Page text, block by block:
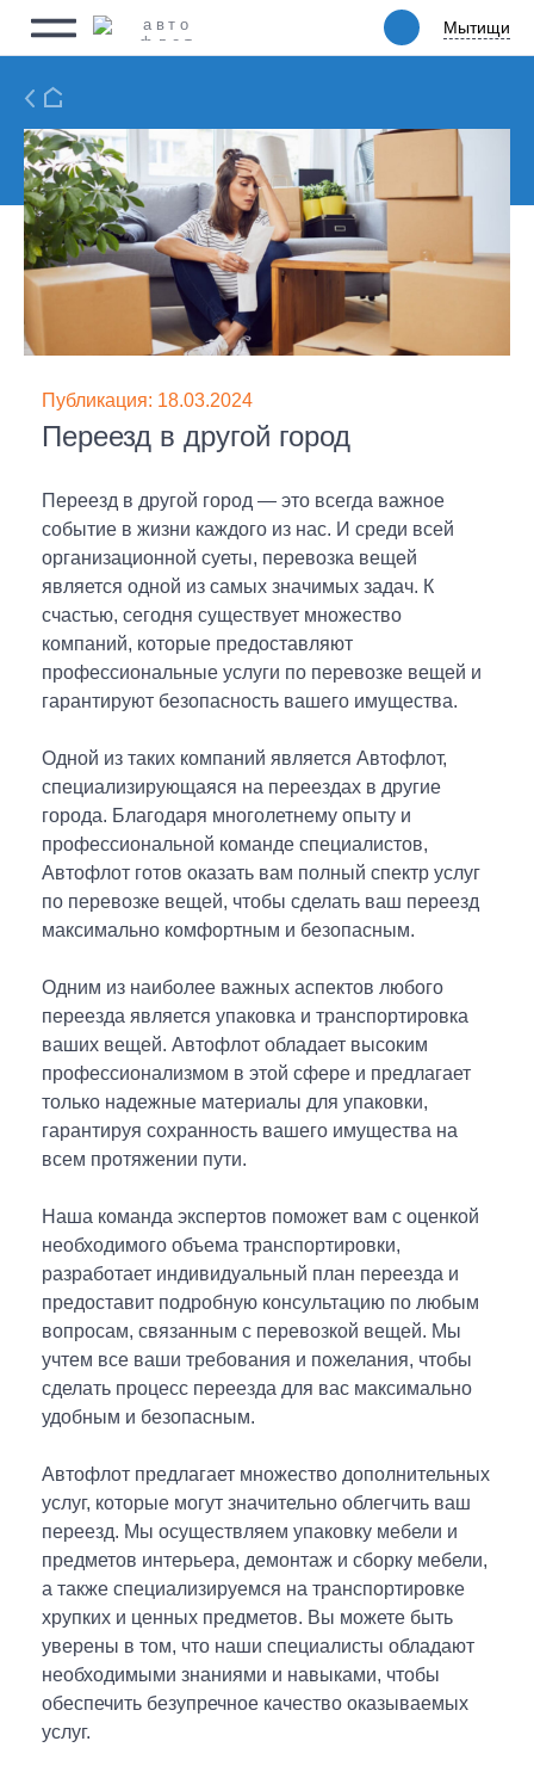
Мытищи
Услуги
Цены
Упаковка
О компании
Контакты
Такси
Публикация: 18.03.2024
Переезд в другой город
Переезд в другой город — это всегда важное
событие в жизни каждого из нас. И среди всей
организационной суеты, перевозка вещей
является одной из самых значимых задач. К
счастью, сегодня существует множество
компаний, которые предоставляют
профессиональные услуги по перевозке вещей и
гарантируют безопасность вашего имущества.
Одной из таких компаний является Автофлот,
специализирующаяся на переездах в другие
города. Благодаря многолетнему опыту и
профессиональной команде специалистов,
Автофлот готов оказать вам полный спектр услуг
по перевозке вещей, чтобы сделать ваш переезд
максимально комфортным и безопасным.
Одним из наиболее важных аспектов любого
переезда является упаковка и транспортировка
ваших вещей. Автофлот обладает высоким
профессионализмом в этой сфере и предлагает
только надежные материалы для упаковки,
гарантируя сохранность вашего имущества на
всем протяжении пути.
Наша команда экспертов поможет вам с оценкой
необходимого объема транспортировки,
разработает индивидуальный план переезда и
предоставит подробную консультацию по любым
вопросам, связанным с перевозкой вещей. Мы
учтем все ваши требования и пожелания, чтобы
сделать процесс переезда для вас максимально
удобным и безопасным.
Автофлот предлагает множество дополнительных
услуг, которые могут значительно облегчить ваш
переезд. Мы осуществляем упаковку мебели и
предметов интерьера, демонтаж и сборку мебели,
а также специализируемся на транспортировке
хрупких и ценных предметов. Вы можете быть
уверены в том, что наши специалисты обладают
необходимыми знаниями и навыками, чтобы
обеспечить безупречное качество оказываемых
услуг.
Выберите город
Москва
Подольск
Санкт-Петербург
Пермь
Саратов
Тольятти
Омск
Уфа
Челябинск
Ижевск
Казань
Краснодар
Рязань
Барнаул
Белгород
Оплата-online
Назначение платежа
Сумма (руб.)
Имя *
Телефон *
Ваше имя
Ваш телефон
Ваше имя
Ваш телефон
Номер купона
Дата заказа
Фамилия
Имя
Отчество
Поиск по сайту...
Ваше имя
Ваш телефон
Стать партнером
Ваше имя
Электронная почта
+7 (___) ___-__-__
Текст сообщения
Не нашли ответ? Задайте свой вопрос
Ваше имя
Электронная почта
+7 (___) ___-__-__
Ваш вопрос
Заключить договор
Ваше имя
Ваш email
Оставить свой отзыв о нас
Ваше имя
Электронная почта
+7 (___) ___-__-__
Оцените
Ваше имя
Ваш телефон